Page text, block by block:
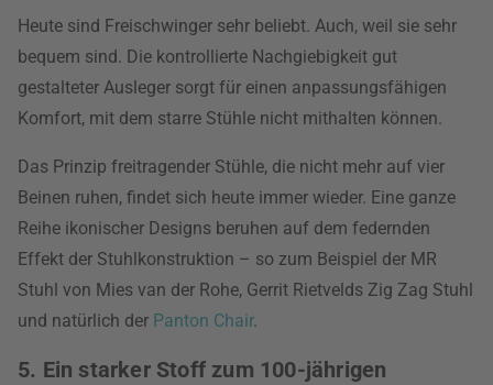
Heute sind Freischwinger sehr beliebt. Auch, weil sie sehr
bequem sind. Die kontrollierte Nachgiebigkeit gut
gestalteter Ausleger sorgt für einen anpassungsfähigen
Komfort, mit dem starre Stühle nicht mithalten können.
Das Prinzip freitragender Stühle, die nicht mehr auf vier
Beinen ruhen, findet sich heute immer wieder. Eine ganze
Reihe ikonischer Designs beruhen auf dem federnden
Effekt der Stuhlkonstruktion – so zum Beispiel der MR
Stuhl von Mies van der Rohe, Gerrit Rietvelds Zig Zag Stuhl
und natürlich der Panton Chair.
5. Ein starker Stoff zum 100-jährigen